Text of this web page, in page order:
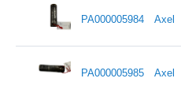
PA000005984 Axel
PA000005985 Axel